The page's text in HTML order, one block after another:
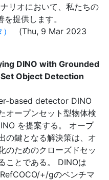
リオにおいて、私たちの
提供します。
(Thu, 9 Mar 2023
DINO with Grounded
Object Detection
based detector DINO
オープンセット型物体検
を提案する。 オープ
の鍵となる解決策は、オ
のためのクローズドセッ
ことである。 DINOは
+/gのベンチマ